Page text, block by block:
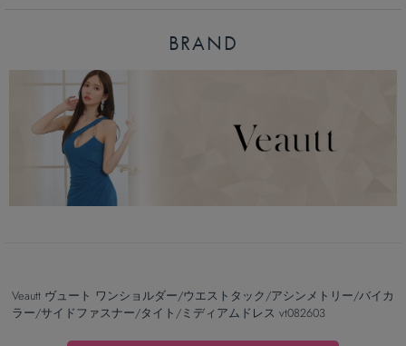
BRAND
Veautt ヴュート ワンショルダー/ウエストタック/アシンメトリー/バイカ
ラー/サイドファスナー/タイト/ミディアムドレス vt082603